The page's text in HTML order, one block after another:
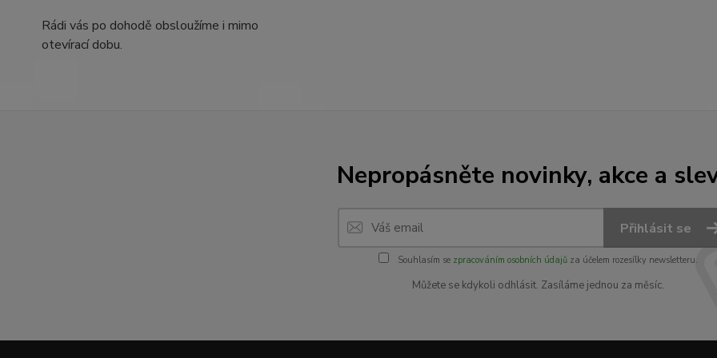
Rádi vás po dohodě obsloužíme i mimo
otevírací dobu.
Nepropásněte novinky, akce a
Přihlásit se
Souhlasím se zpracováním osobních údajůza účelem rozesílky newsletteru.
Můžete se kdykoli odhlásit. Zasíláme jednou za měsíc.